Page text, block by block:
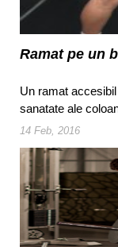
Ramat pe un
Un ramat
sanatate ale
14 Feb, 2016